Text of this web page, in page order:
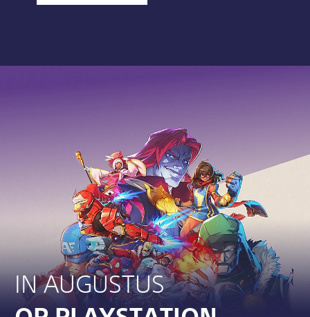
IN AUGUSTUS